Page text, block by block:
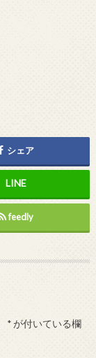
シェア
feedly
*が付いている欄